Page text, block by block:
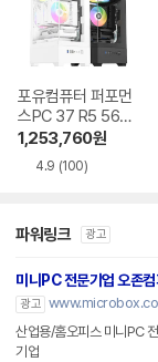
포유컴퓨터 퍼포먼
스PC 37 R5 5600
RTX5060
1,253,760원
4.9 (100)
파워링크 광고
미니PC 전문기업 오존컴
광고
산업용/홈오피스 미니PC
기업